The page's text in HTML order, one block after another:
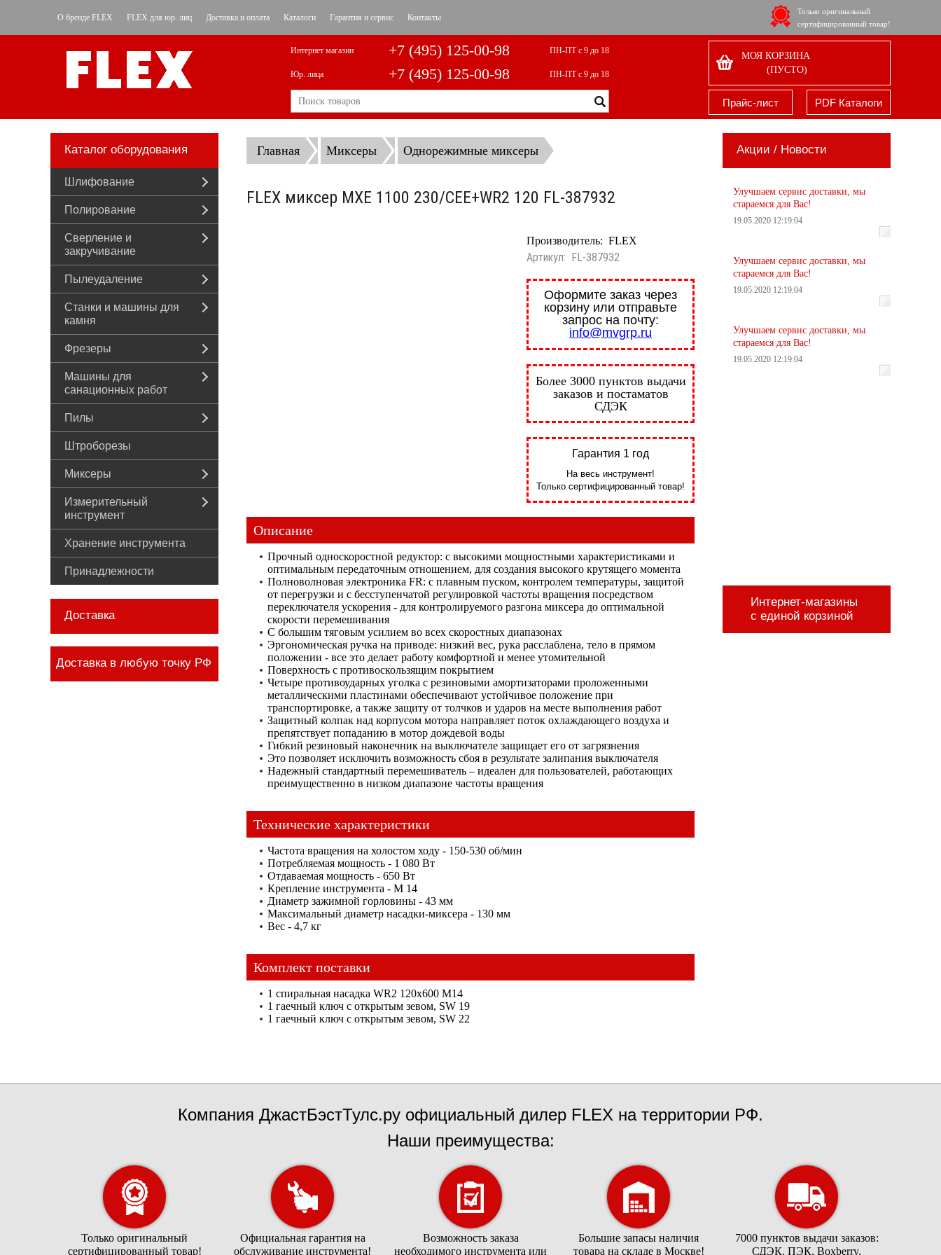
О бренде FLEX FLEX для юр. лиц Доставка и оплата Каталоги Гарантия и сервис Контакты
Только оригинальный
сертифицированный товар!
Интернет магазин +7 (495) 125-00-98 ПН-ПТ с 9 до 18
Юр. лица +7 (495) 125-00-98 ПН-ПТ с 9 до 18
МОЯ КОРЗИНА
(ПУСТО)
Прайс-лист PDF Каталоги
Каталог оборудования
Шлифование
Полирование
Сверление и
закручивание
Пылеудаление
Станки и машины для
камня
Фрезеры
Машины для
санационных работ
Пилы
Штроборезы
Миксеры
Измерительный
инструмент
Хранение инструмента
Принадлежности
Доставка
Доставка в любую точку РФ
Главная Миксеры Однорежимные миксеры
FLEX миксер MXE 1100 230/CEE+WR2 120 FL-387932
Производитель: FLEX
Артикул: FL-387932
Оформите заказ через
корзину или отправьте
запрос на почту:
info@mvgrp.ru
Более 3000 пунктов выдачи
заказов и постаматов
СДЭК
Гарантия 1 год
На весь инструмент!
Только сертифицированный товар!
Описание
Прочный односкоростной редуктор: с высокими мощностными характеристиками и
оптимальным передаточным отношением, для создания высокого крутящего момента
Полноволновая электроника FR: с плавным пуском, контролем температуры, защитой
от перегрузки и с бесступенчатой регулировкой частоты вращения посредством
переключателя ускорения - для контролируемого разгона миксера до оптимальной
скорости перемешивания
С большим тяговым усилием во всех скоростных диапазонах
Эргономическая ручка на приводе: низкий вес, рука расслаблена, тело в прямом
положении - все это делает работу комфортной и менее утомительной
Поверхность с противоскользящим покрытием
Четыре противоударных уголка с резиновыми амортизаторами проложенными
металлическими пластинами обеспечивают устойчивое положение при
транспортировке, а также защиту от толчков и ударов на месте выполнения работ
Защитный колпак над корпусом мотора направляет поток охлаждающего воздуха и
препятствует попаданию в мотор дождевой воды
Гибкий резиновый наконечник на выключателе защищает его от загрязнения
Это позволяет исключить возможность сбоя в результате залипания выключателя
Надежный стандартный перемешиватель – идеален для пользователей, работающих
преимущественно в низком диапазоне частоты вращения
Технические характеристики
Частота вращения на холостом ходу - 150-530 об/мин
Потребляемая мощность - 1 080 Вт
Отдаваемая мощность - 650 Вт
Крепление инструмента - M 14
Диаметр зажимной горловины - 43 мм
Максимальный диаметр насадки-миксера - 130 мм
Вес - 4,7 кг
Комплект поставки
1 спиральная насадка WR2 120x600 M14
1 гаечный ключ с открытым зевом, SW 19
1 гаечный ключ с открытым зевом, SW 22
Акции / Новости
Улучшаем сервис доставки, мы
стараемся для Вас!
19.05.2020 12:19:04
Улучшаем сервис доставки, мы
стараемся для Вас!
19.05.2020 12:19:04
Улучшаем сервис доставки, мы
стараемся для Вас!
19.05.2020 12:19:04
Интернет-магазины
с единой корзиной
Компания ДжастБэстТулс.ру официальный дилер FLEX на территории РФ.
Наши преимущества:
Только оригинальный
сертифицированный товар!
Официальная гарантия на
обслуживание инструмента!
Возможность заказа
необходимого инструмента или
Большие запасы наличия
товара на складе в Москве!
7000 пунктов выдачи заказов:
СДЭК, ПЭК, Boxberry,